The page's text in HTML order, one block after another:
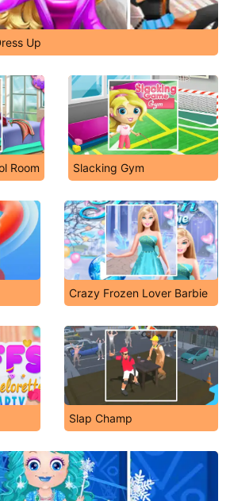
Up
Room Slacking Gym
Crazy Frozen Lover Barbie
Slap Champ